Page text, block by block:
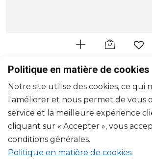
BERNARDAUD
Vide-poche
L: 20cm, l: 16cm
$744
Politique en matière de cookies
Notre site utilise des cookies, ce qui
l'améliorer et nous permet de vous
service et la meilleure expérience
cliquant sur « Accepter », vous
conditions générales.
Politique en matière de cookies.